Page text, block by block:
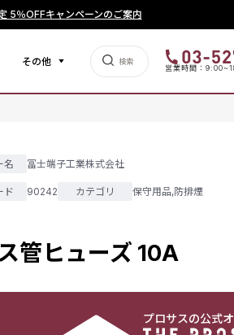
5％OFFキャンペーンのご案内
その他
営業時間：
名 冨士端子工業株式会社
ド 90242 カテゴリ 保守用品,防排煙
管ヒューズ 10A
プロサスの公式